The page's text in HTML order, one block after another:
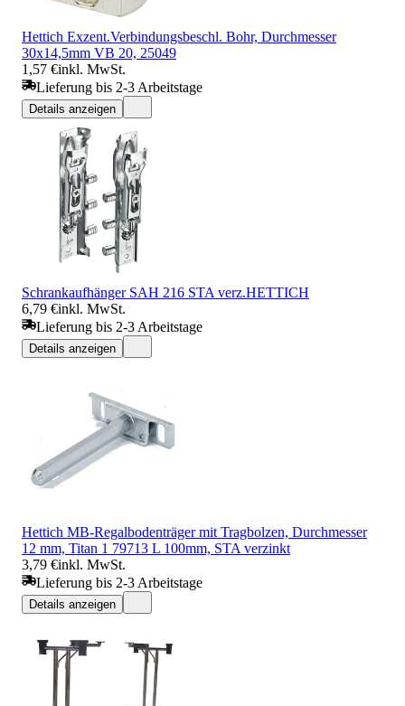
Hettich Exzent.Verbindungsbeschl. Bohr, Durchmesser
30x14,5mm VB 20, 25049
1,57 €inkl. MwSt.
Lieferung bis 2-3 Arbeitstage
Details anzeigen
Schrankaufhänger SAH 216 STA verz.HETTICH
6,79 €inkl. MwSt.
Lieferung bis 2-3 Arbeitstage
Details anzeigen
Hettich MB-Regalbodenträger mit Tragbolzen, Durchmesser
12 mm, Titan 1 79713 L 100mm, STA verzinkt
3,79 €inkl. MwSt.
Lieferung bis 2-3 Arbeitstage
Details anzeigen